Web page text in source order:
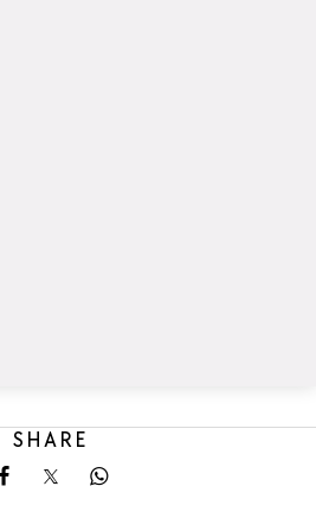
SHARE
Share on Facebook
Share on XShare on Whatsapp